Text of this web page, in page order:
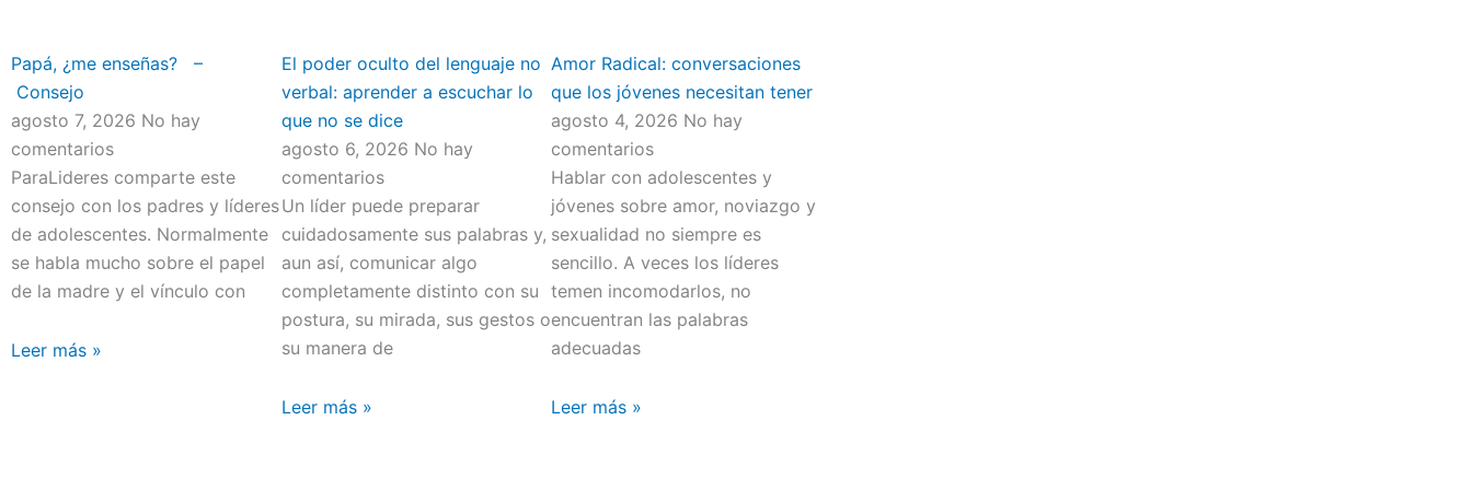
Papá, ¿me enseñas? –
Consejo
agosto 7, 2026 No hay
comentarios
ParaLideres comparte este
consejo con los padres y líderes
de adolescentes. Normalmente
se habla mucho sobre el papel
de la madre y el vínculo con
Leer más »
El poder oculto del lenguaje no
verbal: aprender a escuchar lo
que no se dice
agosto 6, 2026 No hay
comentarios
Un líder puede preparar
cuidadosamente sus palabras y,
aun así, comunicar algo
completamente distinto con su
postura, su mirada, sus gestos o
su manera de
Leer más »
Amor Radical: conversaciones
que los jóvenes necesitan tener
agosto 4, 2026 No hay
comentarios
Hablar con adolescentes y
jóvenes sobre amor, noviazgo y
sexualidad no siempre es
sencillo. A veces los líderes
temen incomodarlos, no
encuentran las palabras
adecuadas
Leer más »